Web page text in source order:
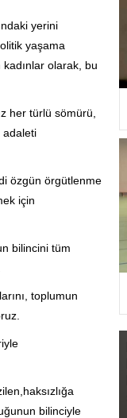
yerini
yaşama
kadınlar olarak, bu
her türlü sömürü,
adaleti
özgün örgütlenme
için
bilincini tüm
toplumun
bilinciyle